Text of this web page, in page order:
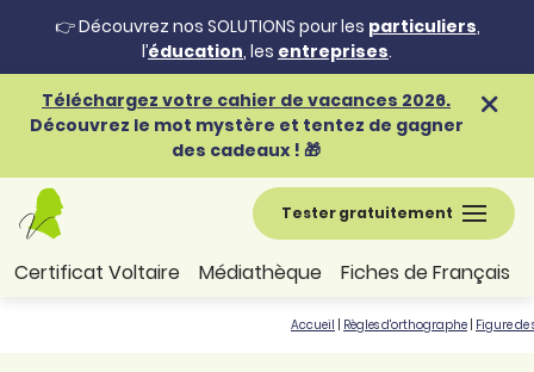
👉 Découvrez nos SOLUTIONS pour les particuliers,
l’éducation, les entreprises.
Téléchargez votre cahier de vacances 2026.
Découvrez le mot mystère et tentez de gagner
des cadeaux ! 🎁
Tester gratuitement
Certificat Voltaire Médiathèque Fiches de Français
Accueil Règles d'orthographe Figure de